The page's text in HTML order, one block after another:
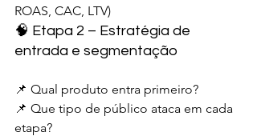
ROAS, CAC, LTV)
🧠 Etapa 2 – Estratégia de
entrada e segmentação
📌 Qual produto entra primeiro?
📌 Que tipo de público ataca em cada
etapa?